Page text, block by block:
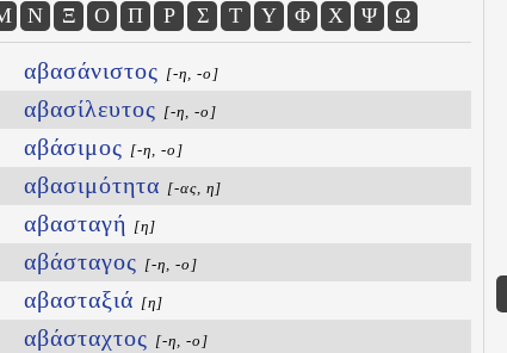
Ν Ξ Ο Π Ρ Σ Τ Υ Φ Χ Ψ Ω
αβασάνιστος [-η, -ο]
αβασίλευτος [-η, -ο]
αβάσιμος [-η, -ο]
αβασιμότητα [-ας, η]
αβασταγή [η]
αβάσταγος [-η, -ο]
αβασταξιά [η]
αβάσταχτος [-η, -ο]